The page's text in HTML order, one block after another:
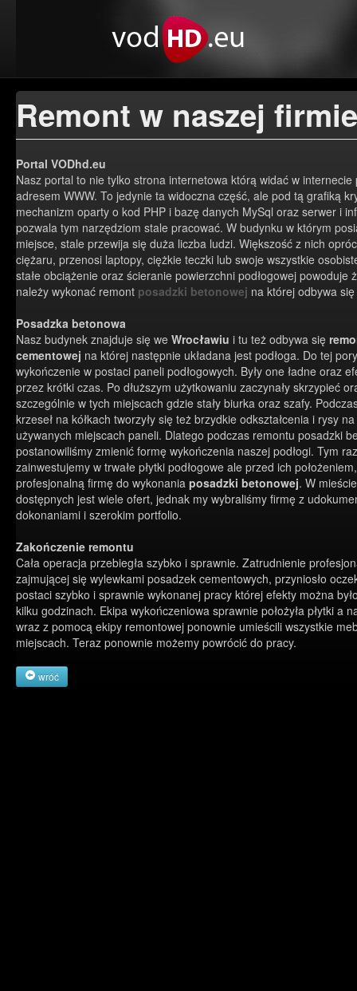
Remont w naszej firmie
Portal VODhd.eu
Nasz portal to nie tylko strona internetowa którą widać w internecie
adresem WWW. To jedynie ta widoczna część, ale pod tą grafiką
mechanizm oparty o kod PHP i bazę danych MySql oraz serwer i
pozwala tym narzędziom stale pracować. W budynku w którym
miejsce, stale przewija się duża liczba ludzi. Większość z nich
ciężaru, przenosi laptopy, ciężkie teczki lub swoje wszystkie
stałe obciążenie oraz ścieranie powierzchni podłogowej powoduje
należy wykonać remont posadzki betonowej na której odbywa
Posadzka betonowa
Nasz budynek znajduje się we Wrocławiu i tu też odbywa się
cementowej na której następnie układana jest podłoga. Do tej
wykończenie w postaci paneli podłogowych. Były one ładne oraz
przez krótki czas. Po dłuższym użytkowaniu zaczynały skrzypieć
szczególnie w tych miejscach gdzie stały biurka oraz szafy.
krzeseł na kółkach tworzyły się też brzydkie odkształcenia i rysy
używanych miejscach paneli. Dlatego podczas remontu posadzki
postanowiliśmy zmienić formę wykończenia naszej podłogi. Tym
zainwestujemy w trwałe płytki podłogowe ale przed ich
profesjonalną firmę do wykonania posadzki betonowej. W
dostępnych jest wiele ofert, jednak my wybraliśmy firmę z
dokonaniami i szerokim portfolio.
Zakończenie remontu
Cała operacja przebiegła szybko i sprawnie. Zatrudnienie
zajmującej się wylewkami posadzek cementowych, przyniosło
postaci szybko i sprawnie wykonanej pracy której efekty można
kilku godzinach. Ekipa wykończeniowa sprawnie położyła płytki a
wraz z pomocą ekipy remontowej ponownie umieścili wszystkie
miejscach. Teraz ponownie możemy powrócić do pracy.
wróć